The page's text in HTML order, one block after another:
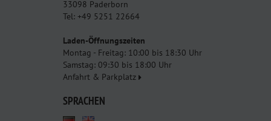
33098 Paderborn
Tel: +49 5251 22664
Laden-Öffnungszeiten
Montag - Freitag: 10:00 bis 18:30 Uhr
Samstag: 09:30 bis 18:00 Uhr
Anfahrt & Parkplatz
SPRACHEN